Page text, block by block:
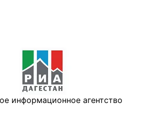
информационное агентство